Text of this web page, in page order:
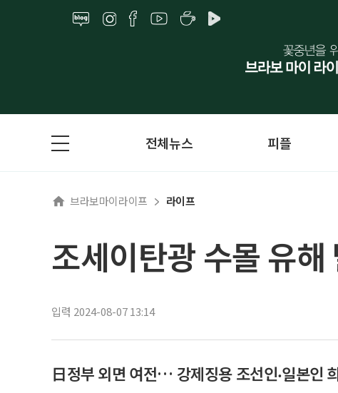
전체뉴스 피플
브라보마이라이프 라이프
조세이탄광 수몰 유
입력 2024-08-07 13:14
日정부 외면 여전… 강제징용 조선인‧일본인